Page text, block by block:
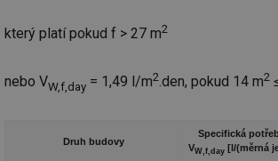
který platí pokud f > 27 m2
nebo VW,f,day = 1,49 l/m2.den, pokud 14 m2
Druh budovy
Specifická
VW,f,day [l/(měrná